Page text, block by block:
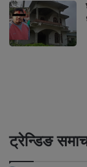
ट्रेन्डिङ